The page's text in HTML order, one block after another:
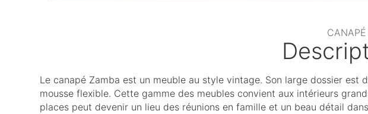
Le canapé Zamba est un meuble au style vintage. Son large dossier est
mousse flexible. Cette gamme des meubles convient aux intérieurs
places peut devenir un lieu des réunions en famille et un beau détail